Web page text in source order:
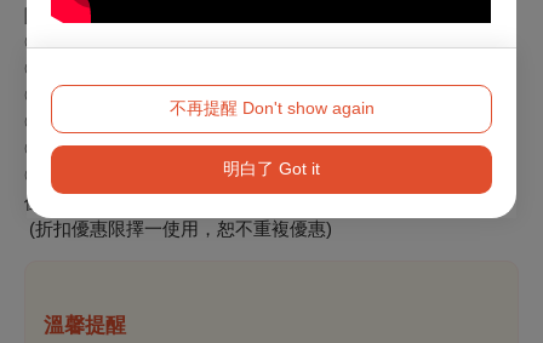
不再提醒 Don't show again
明白了 Got it
障礙手冊，陪同者與身障者需同時入場。
◎年滿65歲以上購票享5折（入場時請務必攜帶身份證)。
◎屏東藝遊卡會員享票價75折(每場限4張)
◎屏東縣民/工作者購票享85折（入場時請務必攜帶身份證)。
◎學生購票享85折（入場時請務必攜帶學生證)。
◎單次購買20張(含)以上75折。
◎本節目可使用文化幣購票，至少使用100點(含)，享青年席
位5折優惠，限量總數40席。
(折扣優惠限擇一使用，恕不重複優惠)
溫馨提醒